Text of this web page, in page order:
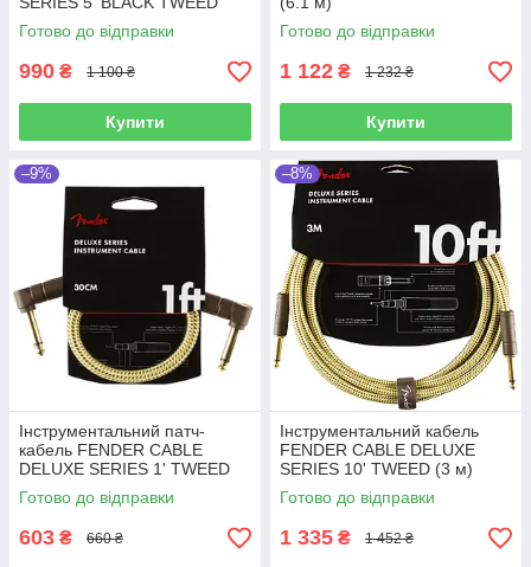
Готово до відправки
990 ₴ 1 100 ₴
Купити
Готово до відправки
1 122 ₴ 1 232 ₴
Купити
–9%
Інструментальний патч-
кабель FENDER CABLE
DELUXE SERIES 1' TWEED
Готово до відправки
603 ₴ 660 ₴
–8%
Інструментальний кабель
FENDER CABLE DELUXE
SERIES 10' TWEED (3 м)
Готово до відправки
1 335 ₴ 1 452 ₴